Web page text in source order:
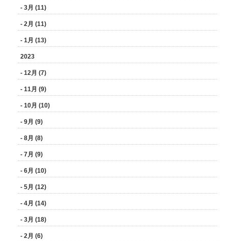
- 3月 (11)
- 2月 (11)
- 1月 (13)
2023
- 12月 (7)
- 11月 (9)
- 10月 (10)
- 9月 (9)
- 8月 (8)
- 7月 (9)
- 6月 (10)
- 5月 (12)
- 4月 (14)
- 3月 (18)
- 2月 (6)